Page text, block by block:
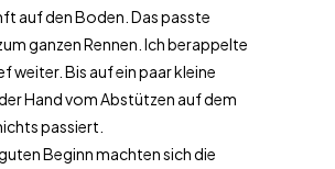
auf den Boden. Das passte
ganzen Rennen. Ich berappelte
weiter. Bis auf ein paar kleine
Hand vom Abstützen auf dem
passiert.
Beginn machten sich die